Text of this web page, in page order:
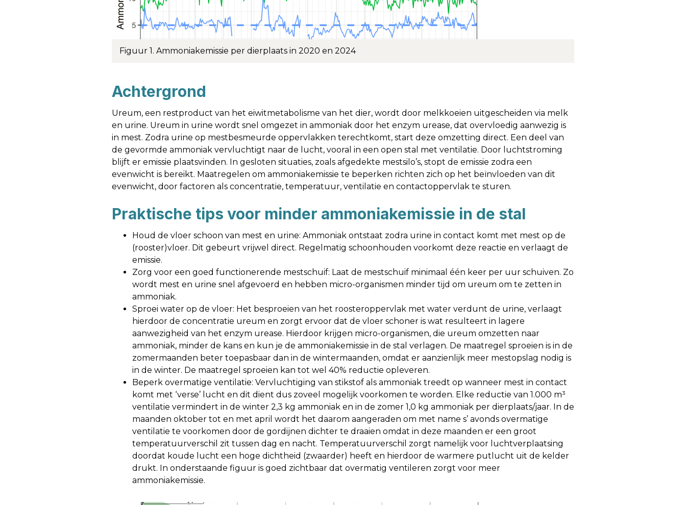
Figuur 1. Ammoniakemissie per dierplaats in 2020 en 2024
Achtergrond
Ureum, een restproduct van het eiwitmetabolisme van het dier, wordt door melkkoeien uitgescheiden via melk
en urine. Ureum in urine wordt snel omgezet in ammoniak door het enzym urease, dat overvloedig aanwezig is
in mest. Zodra urine op mestbesmeurde oppervlakken terechtkomt, start deze omzetting direct. Een deel van
de gevormde ammoniak vervluchtigt naar de lucht, vooral in een open stal met ventilatie. Door luchtstroming
blijft er emissie plaatsvinden. In gesloten situaties, zoals afgedekte mestsilo’s, stopt de emissie zodra een
evenwicht is bereikt. Maatregelen om ammoniakemissie te beperken richten zich op het beïnvloeden van dit
evenwicht, door factoren als concentratie, temperatuur, ventilatie en contactoppervlak te sturen.
Praktische tips voor minder ammoniakemissie in de stal
Houd de vloer schoon van mest en urine: Ammoniak ontstaat zodra urine in contact komt met mest op de
(rooster)vloer. Dit gebeurt vrijwel direct. Regelmatig schoonhouden voorkomt deze reactie en verlaagt de
emissie.
Zorg voor een goed functionerende mestschuif: Laat de mestschuif minimaal één keer per uur schuiven. Zo
wordt mest en urine snel afgevoerd en hebben micro-organismen minder tijd om ureum om te zetten in
ammoniak.
Sproei water op de vloer: Het besproeien van het roosteroppervlak met water verdunt de urine, verlaagt
hierdoor de concentratie ureum en zorgt ervoor dat de vloer schoner is wat resulteert in lagere
aanwezigheid van het enzym urease. Hierdoor krijgen micro-organismen, die ureum omzetten naar
ammoniak, minder de kans en kun je de ammoniakemissie in de stal verlagen. De maatregel sproeien is in de
zomermaanden beter toepasbaar dan in de wintermaanden, omdat er aanzienlijk meer mestopslag nodig is
in de winter. De maatregel sproeien kan tot wel 40% reductie opleveren.
Beperk overmatige ventilatie: Vervluchtiging van stikstof als ammoniak treedt op wanneer mest in contact
komt met ‘verse’ lucht en dit dient dus zoveel mogelijk voorkomen te worden. Elke reductie van 1.000 m³
ventilatie vermindert in de winter 2,3 kg ammoniak en in de zomer 1,0 kg ammoniak per dierplaats/jaar. In de
maanden oktober tot en met april wordt het daarom aangeraden om met name s’ avonds overmatige
ventilatie te voorkomen door de gordijnen dichter te draaien omdat in deze maanden er een groot
temperatuurverschil zit tussen dag en nacht. Temperatuurverschil zorgt namelijk voor luchtverplaatsing
doordat koude lucht een hoge dichtheid (zwaarder) heeft en hierdoor de warmere putlucht uit de kelder
drukt. In onderstaande figuur is goed zichtbaar dat overmatig ventileren zorgt voor meer
ammoniakemissie.